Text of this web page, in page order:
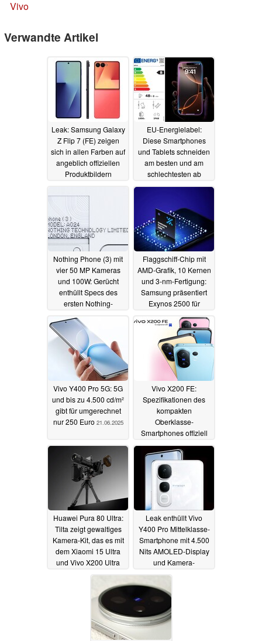
Vivo
Verwandte Artikel
Leak: Samsung Galaxy
Z Flip 7 (FE) zeigen
sich in allen Farben auf
angeblich offiziellen
Produktbildern
EU-Energielabel:
Diese Smartphones
und Tablets schneiden
am besten und am
schlechtesten ab
23.06.2025
Nothing Phone (3) mit
vier 50 MP Kameras
und 100W: Gerücht
enthüllt Specs des
ersten Nothing-
Flaggschiff-Chip mit
AMD-Grafik, 10 Kernen
und 3-nm-Fertigung:
Samsung präsentiert
Exynos 2500 für
23.06.2025
Vivo Y400 Pro 5G: 5G
und bis zu 4.500 cd/m²
gibt für umgerechnet
nur 250 Euro 21.06.2025
Vivo X200 FE:
Spezifikationen des
kompakten
Oberklasse-
Smartphones offiziell
bestätigt20.06.2025
Huawei Pura 80 Ultra:
Tilta zeigt gewaltiges
Kamera-Kit, das es mit
dem Xiaomi 15 Ultra
und Vivo X200 Ultra
aufnehmen soll
Leak enthüllt Vivo
Y400 Pro Mittelklasse-
Smartphone mit 4.500
Nits AMOLED-Display
und Kamera-
Kompromissen